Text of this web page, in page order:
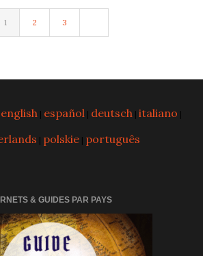
1 2 3
english | español | deutsch |italiano |
| polskie| português
& GUIDES PAR PAYS